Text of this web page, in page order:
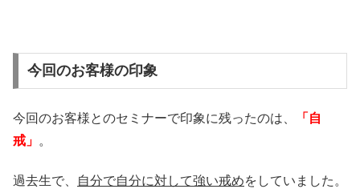
今回のお客様の印象
今回のお客様とのセミナーで印象に残ったのは、
「自
戒」 。
過去生で、 自分で自分に対して強い戒めをしていました。